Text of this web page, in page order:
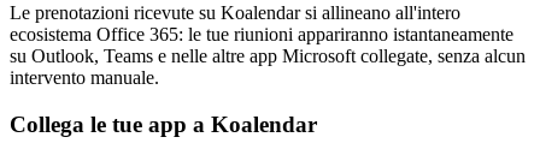
Le prenotazioni ricevute su Koalendar si allineano all'intero
ecosistema Office 365: le tue riunioni appariranno istantaneamente
su Outlook, Teams e nelle altre app Microsoft collegate, senza alcun
intervento manuale.
Collega le tue app a Koalendar